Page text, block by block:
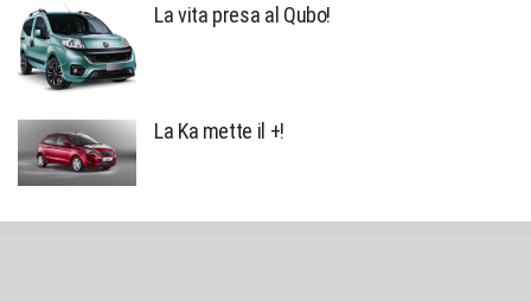
La vita presa al Qubo!
La Ka mette il +!